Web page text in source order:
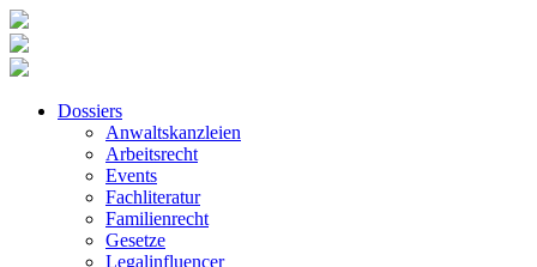
Dossiers
Anwaltskanzleien
Arbeitsrecht
Events
Fachliteratur
Familienrecht
Gesetze
Legalinfluencer